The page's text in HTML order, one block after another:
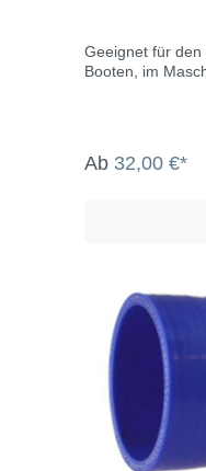
Geeignet für den
Booten, im
Ab 32,00 €*